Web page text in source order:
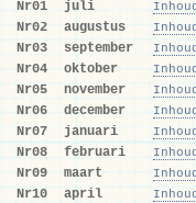
Nr01 juli
Nr02 augustus
Nr03 september
Nr04 oktober
Nr05 november
Nr06 december
Nr07 januari
Nr08 februari
Nr09 maart
Nr10 april